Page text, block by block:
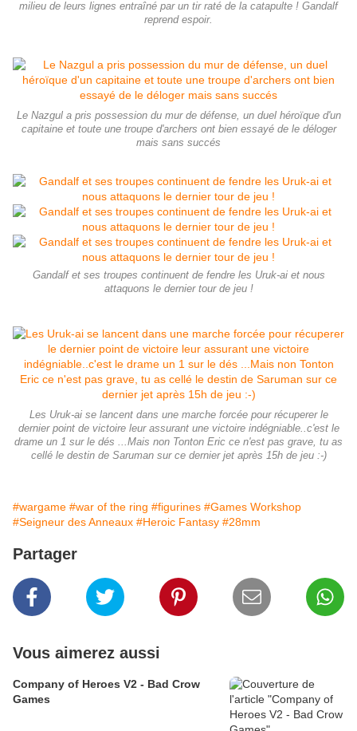
milieu de leurs lignes entraîné par un tir raté de la catapulte ! Gandalf
reprend espoir.
Le Nazgul a pris possession du mur de défense, un duel héroïque d'un
capitaine et toute une troupe d'archers ont bien essayé de le déloger
mais sans succés
Gandalf et ses troupes continuent de fendre les Uruk-ai et nous
attaquons le dernier tour de jeu !
Les Uruk-ai se lancent dans une marche forcée pour récuperer le
dernier point de victoire leur assurant une victoire indégniable..c'est le
drame un 1 sur le dés ...Mais non Tonton Eric ce n'est pas grave, tu as
cellé le destin de Saruman sur ce dernier jet après 15h de jeu :-)
#wargame #war of the ring #figurines #Games Workshop
#Seigneur des Anneaux #Heroic Fantasy #28mm
Partager
Vous aimerez aussi
Company of Heroes V2 - Bad Crow
Games